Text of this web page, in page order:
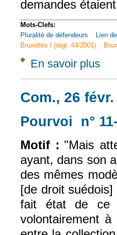
demandes
Mots-Clefs:
Pluralité de défendeurs
Lien
Bruxelles I (règl. 44/2001)
En savoir plus
Com., 26 févr.
Pourvoi n°
Motif : "Mais
ayant, dans son
des mêmes
[de droit
fait état de ce
volontairement